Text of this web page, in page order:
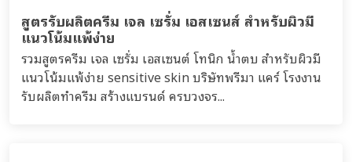
สูตรรับผลิตครีม เจล เซรั่ม เอสเซนส์ สำหรับผิวมี
แนวโน้มแพ้ง่าย
รวมสูตรครีม เจล เซรั่ม เอสเซนต์ โทนิก น้ำตบ สำหรับผิวมี
แนวโน้มแพ้ง่าย sensitive skin บริษัทพรีมา แคร์ โรงงาน
รับผลิตทำครีม สร้างแบรนด์ ครบวงจร...